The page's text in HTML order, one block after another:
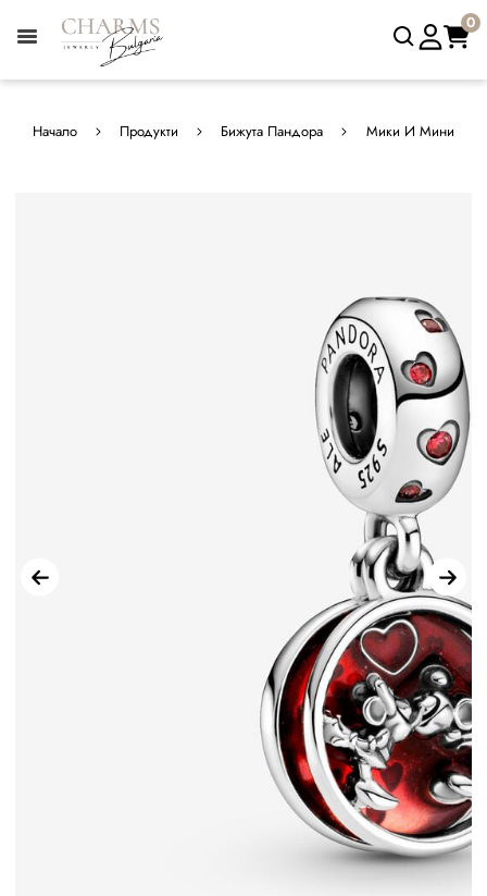
0
Начало Продукти Бижута Пандора Мики И Мини